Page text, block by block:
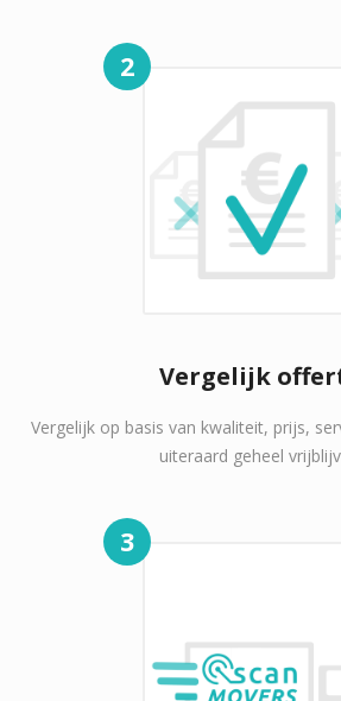
2
Vergelijk
Vergelijk op basis van kwaliteit, prijs,
uiteraard geheel
3